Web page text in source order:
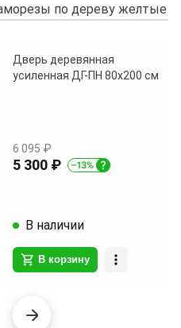
по дереву желтые
Дверь деревянная
усиленная ДГ-ПН 80х200 см
6 095 ₽
5 300 ₽
В наличии
В корзину